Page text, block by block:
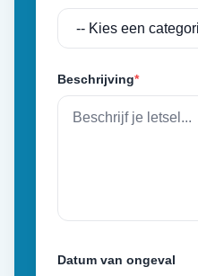
Beschrijving*
Datum van ongeval